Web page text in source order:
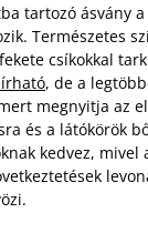
tartozó ásvány
Természetes
csíkokkal
, de a
megnyitja az
és a látókörök
kedvez, mivel